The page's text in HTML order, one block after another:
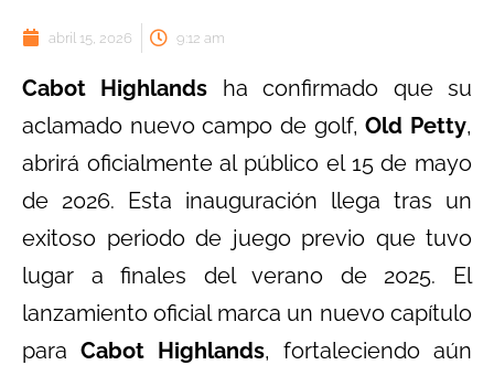
abril 15, 2026 9:12 am
Cabot Highlands ha confirmado que su
aclamado nuevo campo de golf,Old Petty,
abrirá oficialmente al público el 15 de mayo
de 2026. Esta inauguración llega tras un
exitoso periodo de juego previo que tuvo
lugar a finales del verano de 2025. El
lanzamiento oficial marca un nuevo capítulo
para Cabot Highlands, fortaleciendo aún